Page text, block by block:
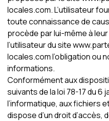
locales.com. L’utilisateur
toute connaissance de
procède par lui-même à
l’utilisateur du site
locales.com l’obligation ou
informations.
Conformément aux
suivants de la loi 78-17 du 6
l’informatique, aux fichiers
dispose d’un droit